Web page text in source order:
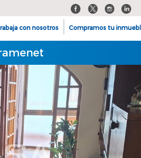
con nosotros Compramos tu